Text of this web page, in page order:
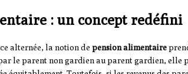
: un concept redéfini
alternée, la notion de pension alimentaire
le parent non gardien au parent gardien, elle